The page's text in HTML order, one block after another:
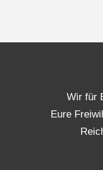
Wir für
Eure